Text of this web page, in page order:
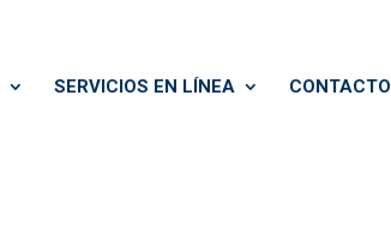
SERVICIOS EN LÍNEA CONTACTO